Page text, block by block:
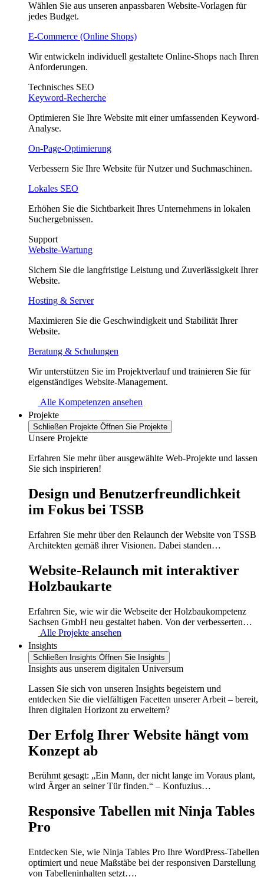
Wählen Sie aus unseren anpassbaren Website-Vorlagen für
jedes Budget.
E-Commerce (Online Shops)
Wir entwickeln individuell gestaltete Online-Shops nach Ihren
Anforderungen.
Technisches SEO
Keyword-Recherche
Optimieren Sie Ihre Website mit einer umfassenden Keyword-
Analyse.
On-Page-Optimierung
Verbessern Sie Ihre Website für Nutzer und Suchmaschinen.
Lokales SEO
Erhöhen Sie die Sichtbarkeit Ihres Unternehmens in lokalen
Suchergebnissen.
Support
Website-Wartung
Sichern Sie die langfristige Leistung und Zuverlässigkeit Ihrer
Website.
Hosting & Server
Maximieren Sie die Geschwindigkeit und Stabilität Ihrer
Website.
Beratung & Schulungen
Wir unterstützen Sie im Projektverlauf und trainieren Sie für
eigenständiges Website-Management.
Alle Kompetenzen ansehen
Projekte
Schließen Projekte Öffnen Sie Projekte
Unsere Projekte
Erfahren Sie mehr über ausgewählte Web-Projekte und lassen
Sie sich inspirieren!
Design und Benutzer­freundlichkeit
im Fokus bei TSSB
Erfahren Sie mehr über den Relaunch der Website von TSSB
Architekten gemäß ihrer Visionen. Dabei standen…
Website-Relaunch mit interaktiver
Holzbaukarte
Erfahren Sie, wie wir die Webseite der Holzbaukompetenz
Sachsen GmbH neu gestaltet haben. Von der verbesserten…
Alle Projekte ansehen
Insights
Schließen Insights Öffnen Sie Insights
Insights aus unserem digitalen Universum
Lassen Sie sich von unseren Insights begeistern und
entdecken Sie die vielfältigen Facetten unserer Arbeit – bereit,
Ihren digitalen Horizont zu erweitern?
Der Erfolg Ihrer Website hängt vom
Konzept ab
Berühmt gesagt: „Ein Mann, der nicht lange im Voraus plant,
wird Ärger an seiner Tür finden.“ – Konfuzius…
Responsive Tabellen mit Ninja Tables
Pro
Entdecken Sie, wie Ninja Tables Pro Ihre WordPress-Tabellen
optimiert und neue Maßstäbe bei der responsiven Darstellung
von Tabelleninhalten setzt….